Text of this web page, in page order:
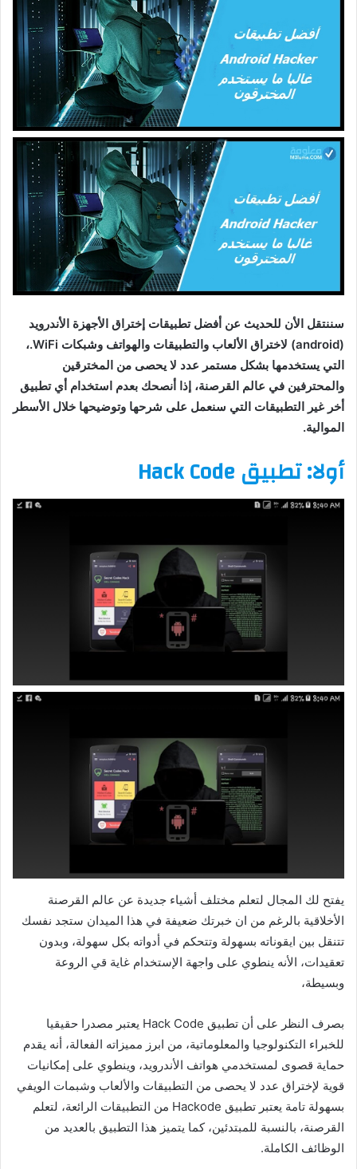
سننتقل الأن للحديث عن أفضل تطبيقات إختراق الأجهزة الأندرويد
(android) لاختراق الألعاب والتطبيقات والهواتف وشبكات WiFi.،
التي يستخدمها بشكل مستمر عدد لا يحصى من المخترقين
والمحترفين في عالم القرصنة، إذا أنصحك بعدم استخدام أي تطبيق
أخر غير التطبيقات التي سنعمل على شرحها وتوضيحها خلال الأسطر
الموالية.
أولا: تطبيق Hack Code
يفتح لك المجال لتعلم مختلف أشياء جديدة عن عالم القرصنة
الأخلاقية بالرغم من ان خبرتك ضعيفة في هذا الميدان ستجد نفسك
تتنقل بين ايقوناته بسهولة وتتحكم في أدواته بكل سهولة، وبدون
تعقيدات، الأنه ينطوي على واجهة الإستخدام غاية قي الروعة
وبسيطة،
بصرف النظر على أن تطبيق Hack Code يعتبر مصدرا حقيقيا
للخبراء التكنولوجيا والمعلوماتية، من ابرز مميزاته الفعالة، أنه يقدم
حماية قصوى لمستخدمي هواتف الأندرويد، وينطوي على إمكانيات
قوية لإختراق عدد لا يحصى من التطبيقات والألعاب وشبمات الويفي
بسهولة تامة يعتبر تطبيق Hackode من التطبيقات الرائعة، لتعلم
القرصنة، بالنسبة للمبتدئين، كما يتميز هذا التطبيق بالعديد من
الوظائف الكاملة.